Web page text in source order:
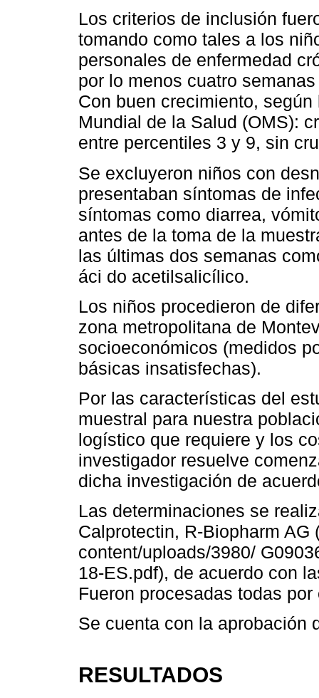
Los criterios de inclusión
tomando como tales a los
personales de enfermedad
por lo menos cuatro
Con buen crecimiento,
Mundial de la Salud (OMS):
entre percentiles 3 y 9, sin
Se excluyeron niños con
presentaban síntomas de
síntomas como diarrea,
antes de la toma de la
las últimas dos semanas
áci do acetilsalicílico.
Los niños procedieron de
zona metropolitana de
socioeconómicos (medidos
básicas insatisfechas).
Por las características del
muestral para nuestra
logístico que requiere y los
investigador resuelve
dicha investigación de
Las determinaciones se
Calprotectin, R-Biopharm AG
content/uploads/3980/
18-ES.pdf), de acuerdo con
Fueron procesadas todas
Se cuenta con la aprobación
RESULTADOS